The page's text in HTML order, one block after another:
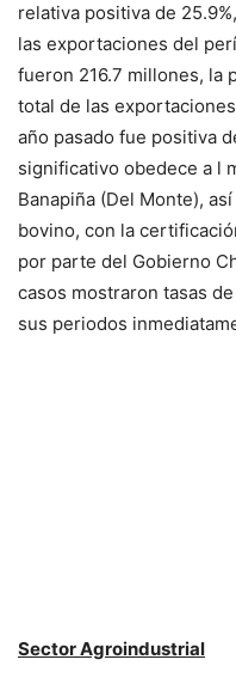
relativa positiva de
las exportaciones del
fueron 216.7 millones, la
total de las
año pasado fue positiva
significativo obedece a l
Banapiña (Del Monte),
bovino, con la
por parte del Gobierno
casos mostraron tasas
sus periodos
Sector Agroindustrial